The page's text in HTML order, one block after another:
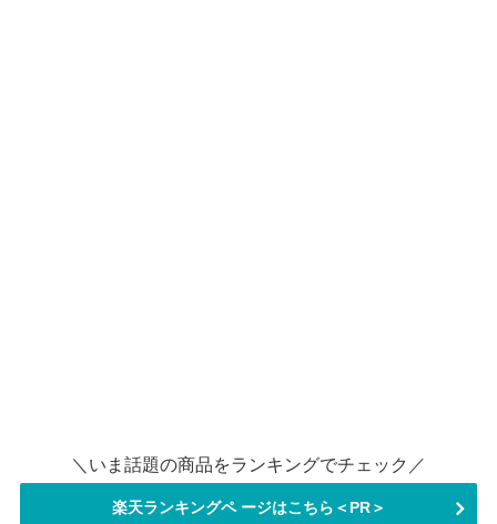
＼いま話題の商品をランキングでチェック／
楽天ランキングペ ージはこちら＜PR＞